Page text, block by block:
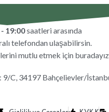
19:00saatleri arasında
telefondan ulaşabilirsin.
mutlu etmek için
9/C, 34197 Bahçelievler/